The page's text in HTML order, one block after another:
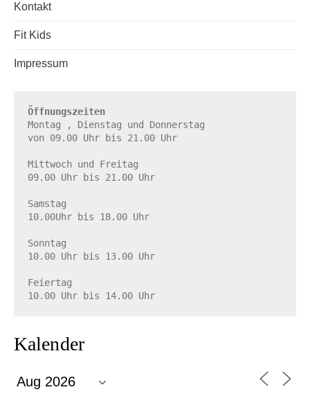
Kontakt
Fit Kids
Impressum
Öffnungszeiten
Montag , Dienstag und Donnerstag
von 09.00 Uhr bis 21.00 Uhr
Mittwoch und Freitag
09.00 Uhr bis 21.00 Uhr
Samstag
10.00Uhr bis 18.00 Uhr
Sonntag
10.00 Uhr bis 13.00 Uhr
Feiertag
10.00 Uhr bis 14.00 Uhr
Kalender